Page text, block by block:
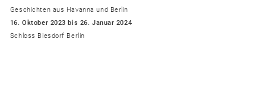
Geschichten aus Havanna und Berlin
16. Oktober 2023 bis 26. Januar 2024
Schloss Biesdorf Berlin